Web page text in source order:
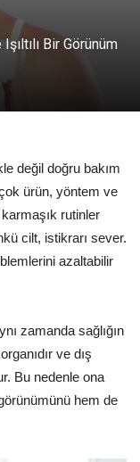
Bir Görünüm
değil doğru bakım
ürün, yöntem ve
rutinler
cilt, istikrarı sever.
azaltabilir
zamanda sağlığın
ve dış
Bu nedenle ona
hem de